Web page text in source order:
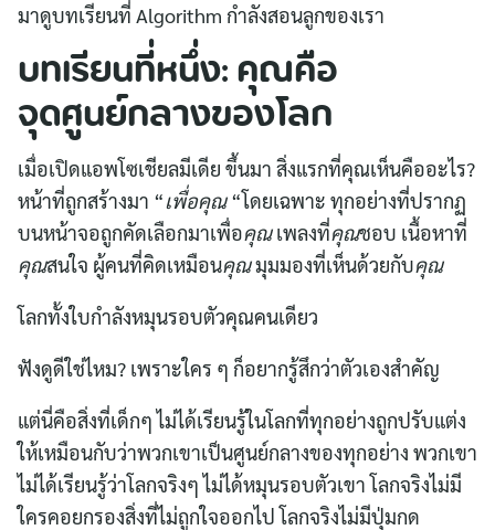
มาดูบทเรียนที่ Algorithm กำลังสอนลูกของเรา
บทเรียนที่หนึ่ง: คุณคือ
จุดศูนย์กลางของโลก
เมื่อเปิดแอพโซเชียลมีเดีย ขึ้นมา สิ่งแรกที่คุณเห็นคืออะไร?
หน้าที่ถูกสร้างมา “เพื่อคุณ“โดยเฉพาะ ทุกอย่างที่ปรากฏ
บนหน้าจอถูกคัดเลือกมาเพื่อคุณเพลงที่คุณชอบ เนื้อหาที่
คุณสนใจ ผู้คนที่คิดเหมือนคุณมุมมองที่เห็นด้วยกับคุณ
โลกทั้งใบกำลังหมุนรอบตัวคุณคนเดียว
ฟังดูดีใช่ไหม? เพราะใคร ๆ ก็อยากรู้สึกว่าตัวเองสำคัญ
แต่นี่คือสิ่งที่เด็กๆ ไม่ได้เรียนรู้ในโลกที่ทุกอย่างถูกปรับแต่ง
ให้เหมือนกับว่าพวกเขาเป็นศูนย์กลางของทุกอย่าง พวกเขา
ไม่ได้เรียนรู้ว่าโลกจริงๆ ไม่ได้หมุนรอบตัวเขา โลกจริงไม่มี
ใครคอยกรองสิ่งที่ไม่ถูกใจออกไป โลกจริงไม่มีปุ่มกด